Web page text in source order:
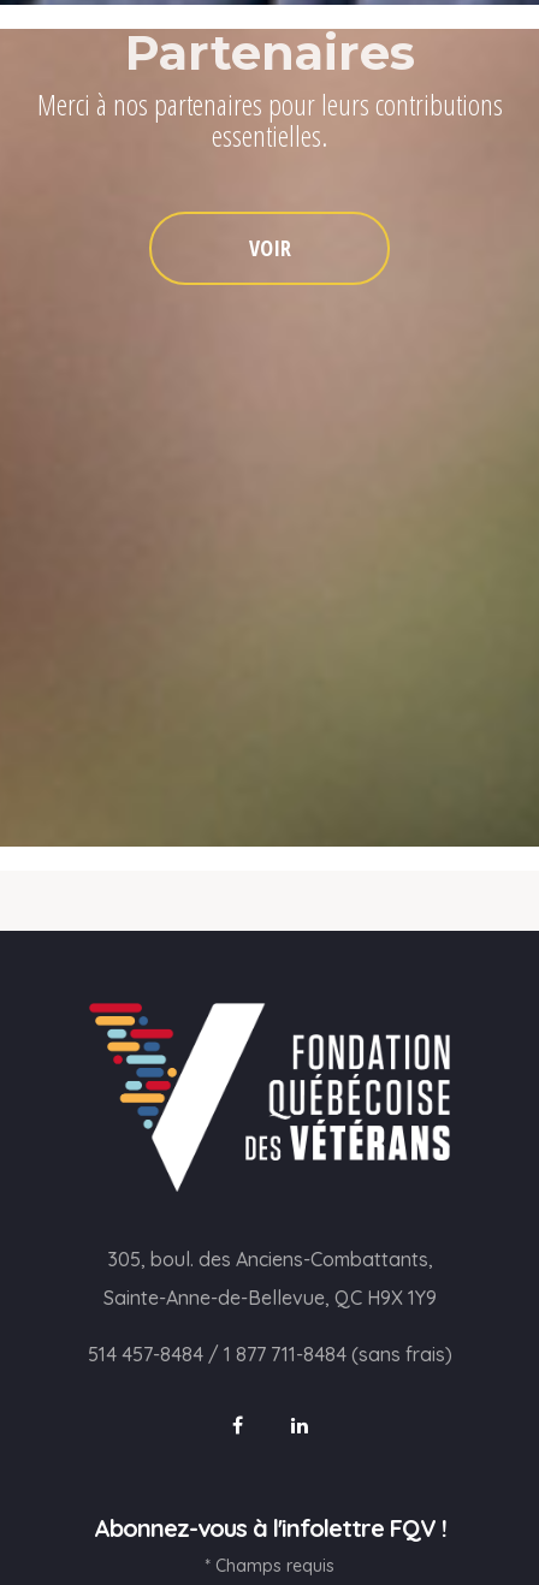
Partenaires
Merci à nos partenaires pour leurs contributions
essentielles.
VOIR
305, boul. des Anciens-Combattants,
Sainte-Anne-de-Bellevue, QC H9X 1Y9
514 457-8484/ 1 877 711-8484 (sans frais)
Abonnez-vous à l'infolettre FQV !
* Champs requis